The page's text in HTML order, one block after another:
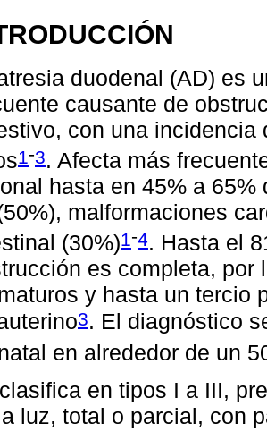
duodenal (AD) es
causante de
con una incidencia
1-3. Afecta más
hasta en 45% a
malformaciones
(30%)1-4. Hasta el
es completa, por
y hasta un tercio
3. El diagnóstico
en alrededor de un
en tipos I a III,
luz, total o parcial, con